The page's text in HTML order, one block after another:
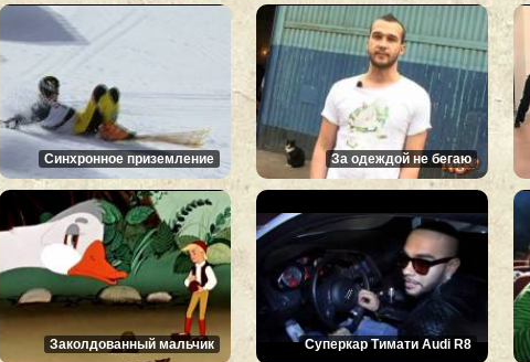
Синхронное приземление За одеждой не бегаю
Заколдованный мальчик Суперкар Тимати Audi R8